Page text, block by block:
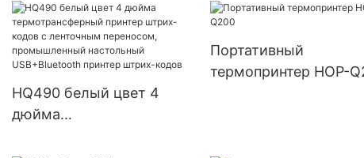
HQ490 белый цвет 4
дюйма
Портативный
термопринтер HOP-